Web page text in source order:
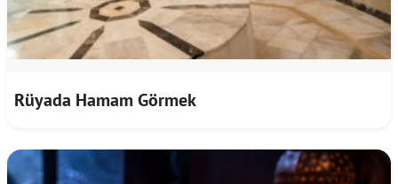
Rüyada Hamam Görmek